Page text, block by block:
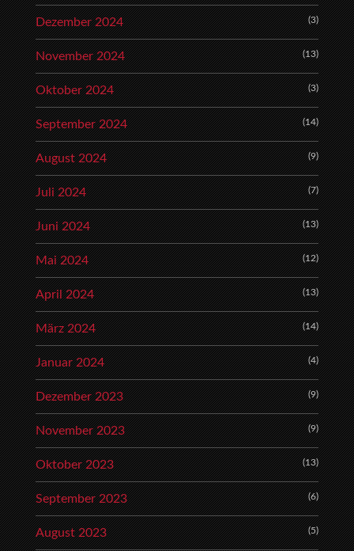
Dezember 2024 (3)
November 2024 (13)
Oktober 2024 (3)
September 2024 (14)
August 2024 (9)
Juli 2024 (7)
Juni 2024 (13)
Mai 2024 (12)
April 2024 (13)
März 2024 (14)
Januar 2024 (4)
Dezember 2023 (9)
November 2023 (9)
Oktober 2023 (13)
September 2023 (6)
August 2023 (5)